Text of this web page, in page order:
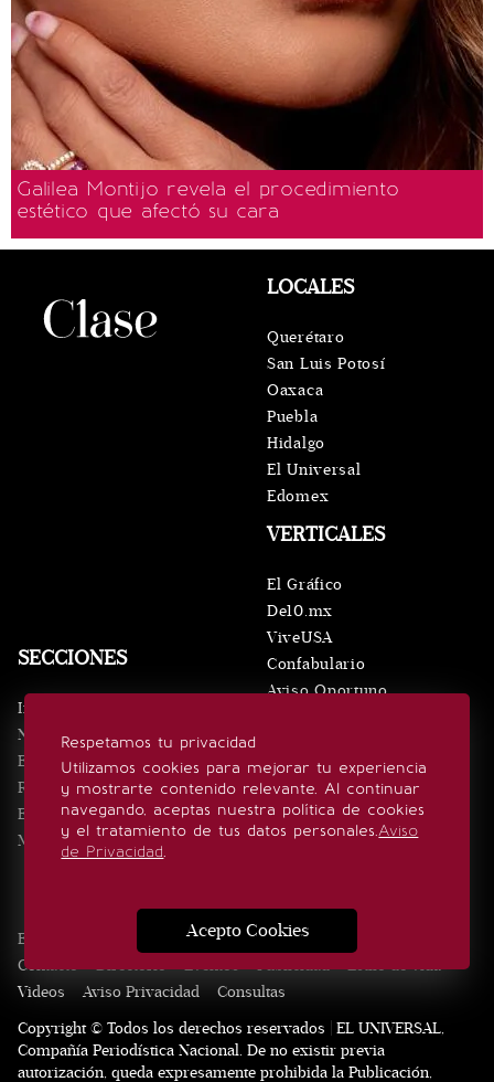
Galilea Montijo revela el procedimiento
estético que afectó su cara
Respetamos tu privacidad
Utilizamos cookies para mejorar tu experiencia
y mostrarte contenido relevante. Al continuar
navegando, aceptas nuestra política de cookies
y el tratamiento de tus datos personales.Aviso
de Privacidad.
Acepto Cookies
SECCIONES
Inicio
Noticias
Eventos
Realeza
Estilo de vida
Minuto x Minuto
VERTICALES
El Gráfico
De10.mx
ViveUSA
Confabulario
Aviso Oportuno
LOCALES
Querétaro
San Luis Potosí
Oaxaca
Puebla
Hidalgo
El Universal
Edomex
SÍGUENOS
Edición Impresa Noticias Quiénes somos
Contacto
Directorio Eventos Publicidad
Estilo de vida
Videos
Aviso Privacidad
Consultas
Copyright © Todos los derechos reservados | EL UNIVERSAL,
Compañía Periodística Nacional. De no existir previa
autorización, queda expresamente prohibida la Publicación,